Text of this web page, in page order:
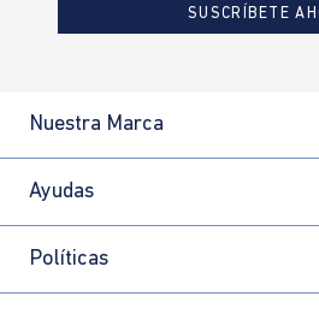
SUSCRÍBETE
Nuestra Marca
Ayudas
Políticas